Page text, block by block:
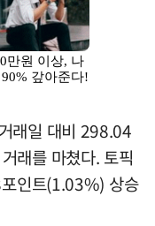
래일 대비 298.04
래를 마쳤다. 토픽
인트(1.03%) 상승